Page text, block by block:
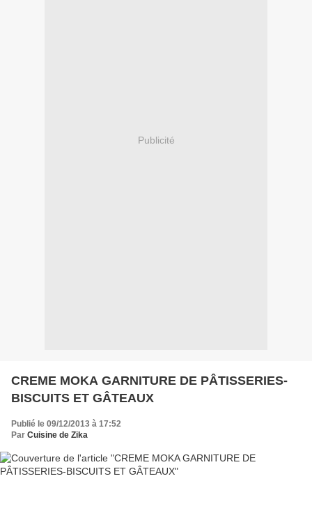
Publicité
CREME MOKA GARNITURE DE PÂTISSERIES-
BISCUITS ET GÂTEAUX
Publié le 09/12/2013 à 17:52
Par Cuisine de Zika